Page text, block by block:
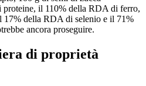
il 110% della RDA di ferro,
della RDA di selenio e il 71%
ancora proseguire.
di proprietà